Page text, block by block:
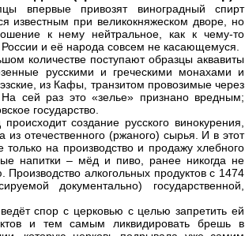
впервые привозят виноградный спирт
известным при великокняжеском дворе, но
к нему нейтральное, как к чему-то
России и её народа совсем не касающемуся.
количестве поступают образцы аквавиты
русскими и греческими монахами и
из Кафы, транзитом провозимые через
На сей раз это «зелье» признано вредным;
государство.
создание русского винокурения,
из отечественного (ржаного) сырья. И в этот
на производство и продажу хлебного
напитки – мёд и пиво, ранее никогда не
алкогольных продуктов с 1474
документально) государственной,
спор с церковью с целью запретить ей
и тем самым ликвидировать брешь в